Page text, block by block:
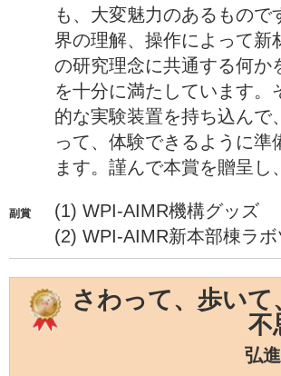
も、大変魅力のあるもの
界の理解、操作によって新
の研究理念に共通する何か
を十分に満たしています
的な実験装置を持ち込ん
って、体験できるように
ます。謹んで本賞を贈呈
副賞
(1) WPI-AIMR機構グッズ
(2) WPI-AIMR新本部棟ラ
さわって、歩い
不
弘